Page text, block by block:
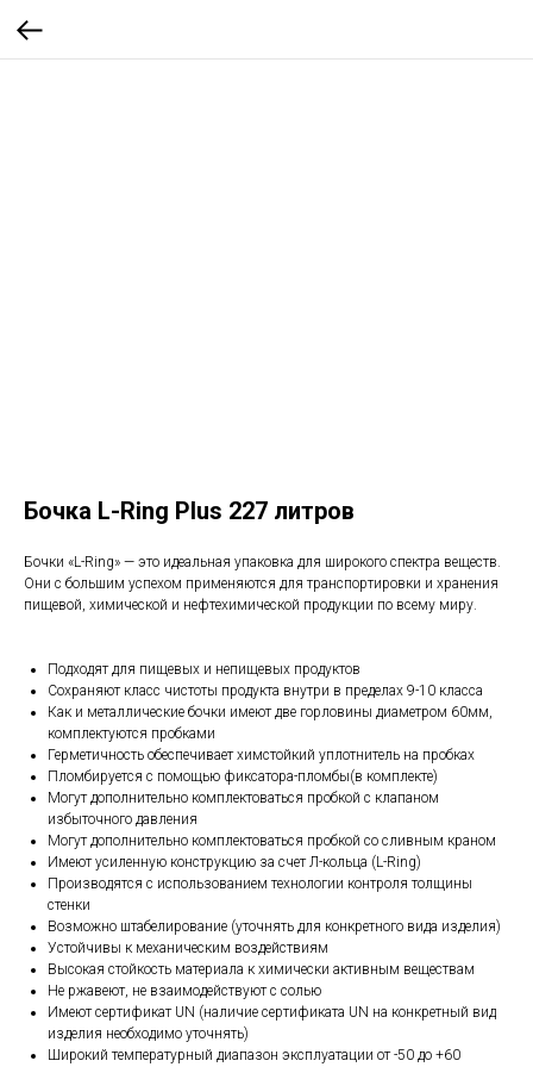
Бочка L-Ring Plus 227 литров
Бочки «L-Ring» — это идеальная упаковка для широкого спектра веществ.
Они с большим успехом применяются для транспортировки и хранения
пищевой, химической и нефтехимической продукции по всему миру.
Подходят для пищевых и непищевых продуктов
Сохраняют класс чистоты продукта внутри в пределах 9-10 класса
Как и металлические бочки имеют две горловины диаметром 60мм,
комплектуются пробками
Герметичность обеспечивает химстойкий уплотнитель на пробках
Пломбируется с помощью фиксатора-пломбы(в комплекте)
Могут дополнительно комплектоваться пробкой с клапаном
избыточного давления
Могут дополнительно комплектоваться пробкой со сливным краном
Имеют усиленную конструкцию за счет Л-кольца (L-Ring)
Производятся с использованием технологии контроля толщины
стенки
Возможно штабелирование (уточнять для конкретного вида изделия)
Устойчивы к механическим воздействиям
Высокая стойкость материала к химически активным веществам
Не ржавеют, не взаимодействуют с солью
Имеют сертификат UN (наличие сертификата UN на конкретный вид
изделия необходимо уточнять)
Широкий температурный диапазон эксплуатации от -50 до +60